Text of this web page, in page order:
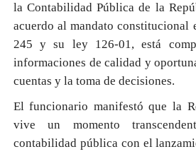
la Contabilidad Pública de la
acuerdo al mandato constitucional
245 y su ley 126-01, está
informaciones de calidad y
cuentas y la toma de decisiones.
El funcionario manifestó que la
vive un momento
contabilidad pública con el